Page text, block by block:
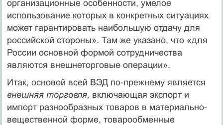
организацион­ные особенности, умелое
использование которых в конкретных ситуа­циях
может гарантировать наибольшую отдачу для
российской сторо­ны». Там же указано, что «для
России основной формой сотрудничест­ва
являются внешнеторговые операции».
Итак, основой всей ВЭД по-прежнему является
внешняя торговля, включающая экспорт и
импорт разнообразных товаров в материаль­но-
вещественной форме, товарообменные